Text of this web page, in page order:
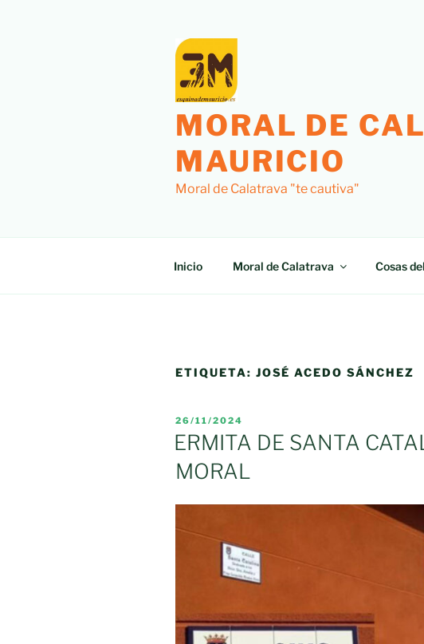
MORAL DE
MAURICIO
Moral de Calatrava "te cautiva"
Inicio Moral de Calatrava Cosas
ETIQUETA: JOSÉ ACEDO SÁNCHEZ
PUBLICADO
EL
26/11/2024
ERMITA DE SANTA
MORAL